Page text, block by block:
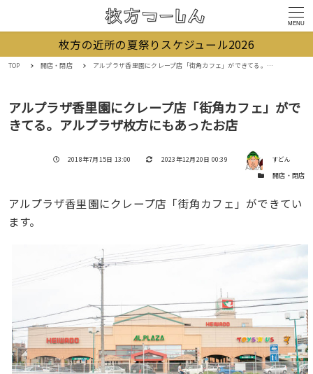
MENU
枚方の近所の夏祭りスケジュール2026
TOP 開店・閉店 アルプラザ香里園にクレープ店「街角カフェ」ができてる。アルプラザ枚方にもあったお店
アルプラザ香里園にクレープ店「街角カフェ」がで
きてる。アルプラザ枚方にもあったお店
投稿日
2018年7月15日 13:00 更新日
2023年12月20日 00:39 著者
すどん
カテゴリー開店・閉店
アルプラザ香里園にクレープ店「街角カフェ」ができてい
ます。